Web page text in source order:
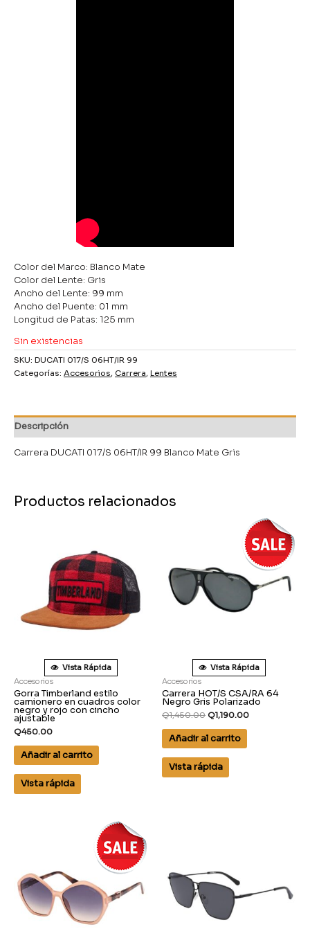
Color del Marco: Blanco Mate
Color del Lente: Gris
Ancho del Lente: 99 mm
Ancho del Puente: 01 mm
Longitud de Patas: 125 mm
Sin existencias
SKU: DUCATI 017/S 06HT/IR 99
Categorías: Accesorios, Carrera, Lentes
Descripción
Carrera DUCATI 017/S 06HT/IR 99 Blanco Mate Gris
Productos relacionados
Vista Rápida
Accesorios
Gorra Timberland estilo
camionero en cuadros color
negro y rojo con cincho
ajustable
Q450.00
Añadir al carrito
Vista rápida
Vista Rápida
Accesorios
Carrera HOT/S CSA/RA 64
Negro Gris Polarizado
Q1,450.00 Q1,190.00
Añadir al carrito
Vista rápida